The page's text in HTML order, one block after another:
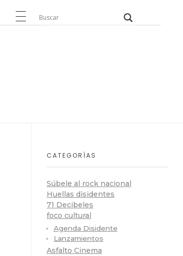
CATEGORÍAS
Súbele al rock nacional
Huellas disidentes
71 Decibeles
foco cultural
Agenda Disidente
Lanzamientos
Asfalto Cinema